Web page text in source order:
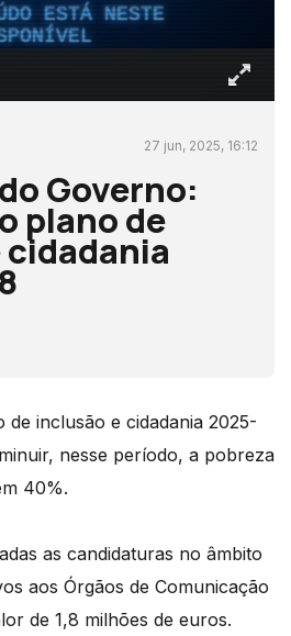
ESTÁ NESTE
27 jun, 2025, 16:12
Governo:
plano de
de inclusão e cidadania 2025-
nesse período, a pobreza
40%.
as candidaturas no âmbito
aos Órgãos de Comunicação
de 1,8 milhões de euros.